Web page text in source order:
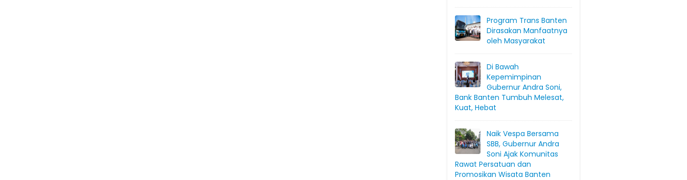
Program Trans Banten
Dirasakan Manfaatnya
oleh Masyarakat
Di Bawah
Kepemimpinan
Gubernur Andra Soni,
Bank Banten Tumbuh Melesat,
Kuat, Hebat
Naik Vespa Bersama
SBB, Gubernur Andra
Soni Ajak Komunitas
Rawat Persatuan dan
Promosikan Wisata Banten